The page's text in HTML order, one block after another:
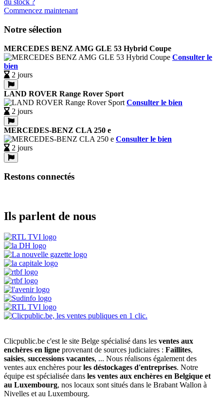
Commencez maintenant
Notre sélection
MERCEDES BENZ AMG GLE 53 Hybrid Coupe
Consulter le
bien
2 jours
LAND ROVER Range Rover Sport
Consulter le bien
2 jours
MERCEDES-BENZ CLA 250 e
Consulter le bien
2 jours
Restons connectés
Ils parlent de nous
Clicpublic.be c'est le site Belge spécialisé dans les ventes aux
enchères en ligne provenant de sources judiciaires : Faillites,
saisies, successions vacantes, ... Nous réalisons également des
ventes aux enchères pourles déstockages d'entreprises. Notre
équipe est spécialisée dans les ventes aux enchères en Belgique et
au Luxembourg, nos locaux sont situés dans le Brabant Wallon à
Nivelles et au Luxembourg.